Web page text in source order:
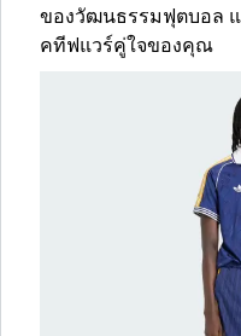
ของวัฒนธรรมฟุตบอล แ
คทีฟแวร์คู่ใจของคุณ